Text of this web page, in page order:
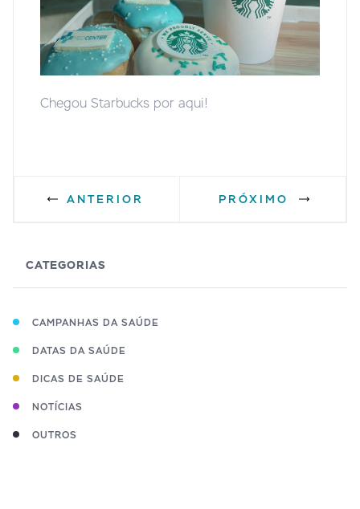
Chegou Starbucks por aqui!
ANTERIOR PRÓXIMO
CATEGORIAS
CAMPANHAS DA SAÚDE
DATAS DA SAÚDE
DICAS DE SAÚDE
NOTÍCIAS
OUTROS